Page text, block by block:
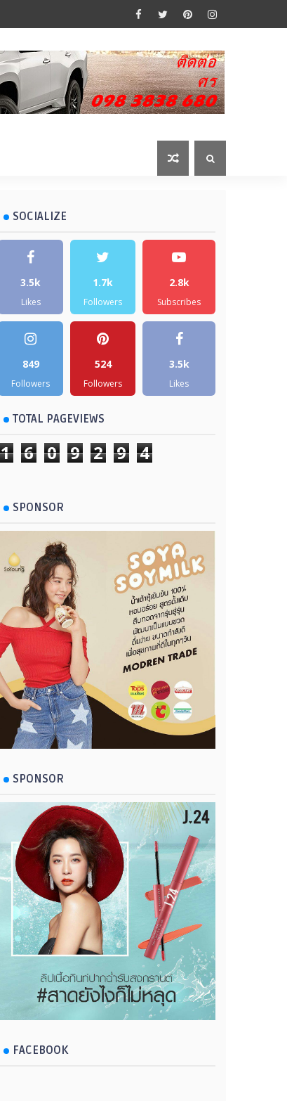
SOCIALIZE
3.5k
Likes
1.7k
Followers
2.8k
Subscribes
849
Followers
524
Followers
3.5k
Likes
TOTAL PAGEVIEWS
1 6 0 9 2 9 4
SPONSOR
SPONSOR
FACEBOOK